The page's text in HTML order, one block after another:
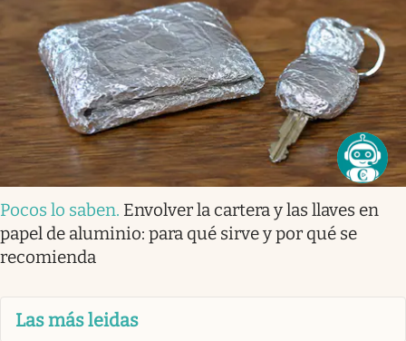
Pocos lo saben. Envolver la cartera y las llaves en
papel de aluminio: para qué sirve y por qué se
recomienda
Las más leidas